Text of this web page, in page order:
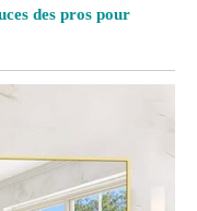
des pros pour